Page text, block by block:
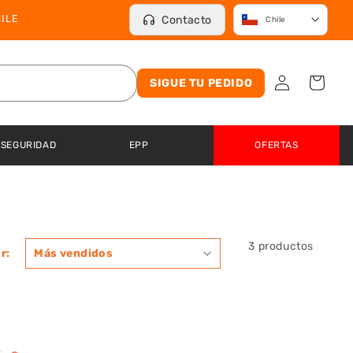
Contacto Chile
SIGUE TU PEDIDO
Iniciar
sesión
Carrito
EPP OFERTAS
3 productos